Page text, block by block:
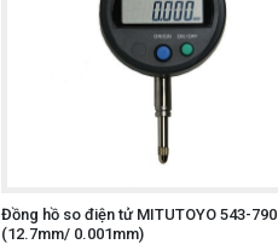
Đồng hồ so điện tử MITUTOYO 543-790
(12.7mm/ 0.001mm)